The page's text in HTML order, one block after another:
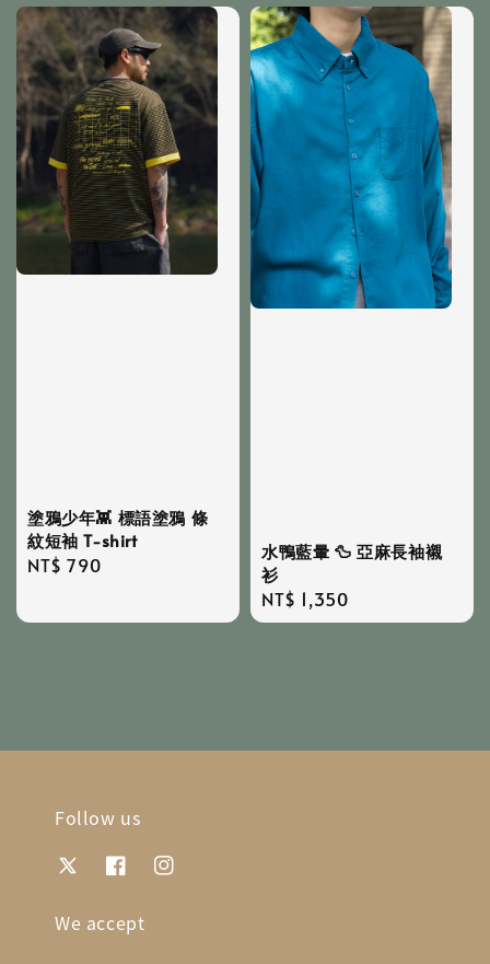
塗鴉少年👾 標語塗鴉 條
紋短袖 T-shirt
Regular
NT$ 790
水鴨藍暈 🦆 亞麻長袖襯
衫
Regular
price
NT$ 1,350
Follow us
We accept